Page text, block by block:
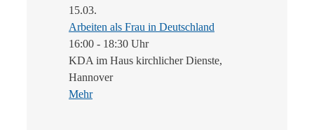
15.03.
Arbeiten als Frau in Deutschland
16:00 - 18:30 Uhr
KDA im Haus kirchlicher Dienste,
Hannover
Mehr